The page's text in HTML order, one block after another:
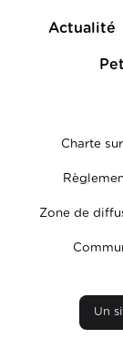
Actualité
Charte
Zone de
Un